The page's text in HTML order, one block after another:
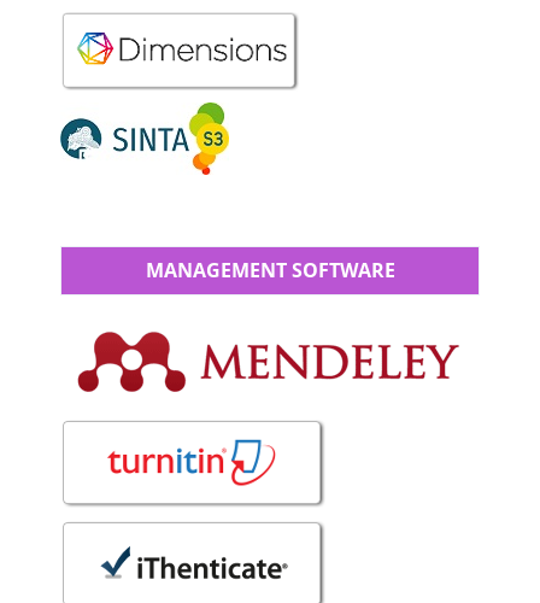
MANAGEMENT SOFTWARE